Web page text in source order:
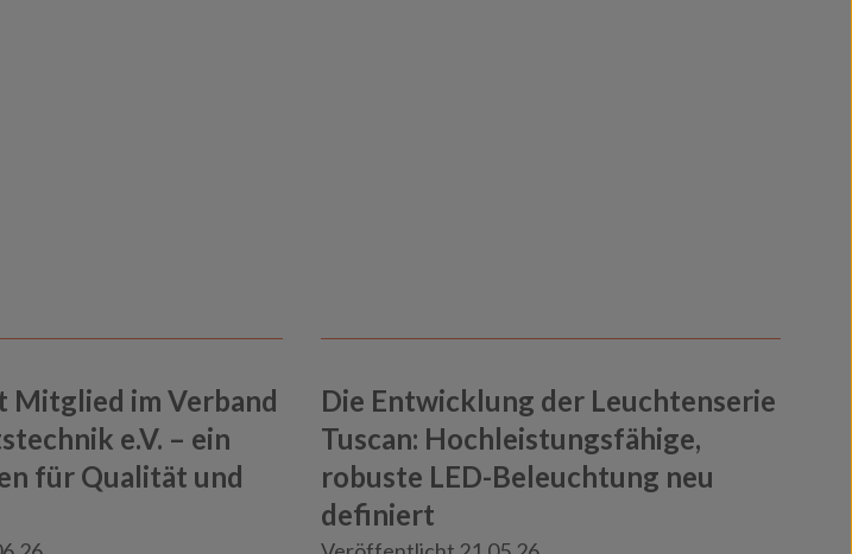
Mitglied im Verband
e.V. – ein
für Qualität und
Die Entwicklung der Leuchtenserie
Tuscan: Hochleistungsfähige,
robuste LED-Beleuchtung neu
definiert
Knowledge